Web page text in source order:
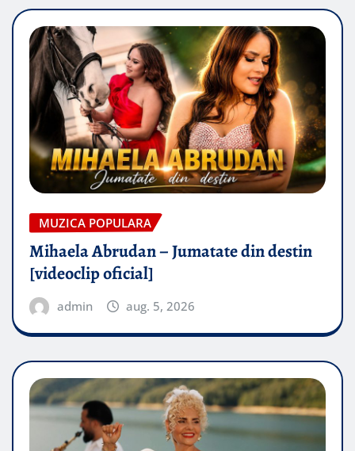
MUZICA POPULARA
Mihaela Abrudan – Jumatate din destin
[videoclip oficial]
admin aug. 5, 2026